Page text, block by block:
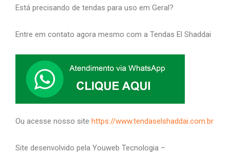
Está precisando de tendas para uso em Geral?
Entre em contato agora mesmo com a Tendas El Shaddai
Ou acesse nosso site https://www.tendaselshaddai.com.br
Site desenvolvido pela Youweb Tecnologia –